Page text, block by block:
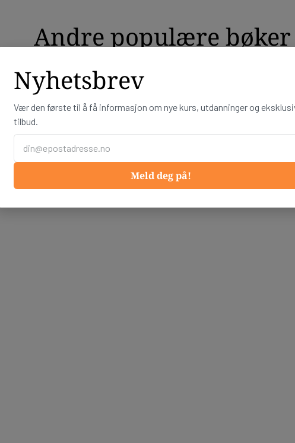
Andre populære bøker
Nyhetsbrev
Vær den første til å få informasjon om nye kurs, utdanninger og
tilbud.
Meld deg på!